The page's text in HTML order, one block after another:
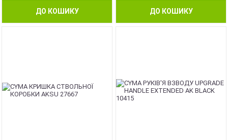
ДО КОШИКУ ДО КОШИКУ